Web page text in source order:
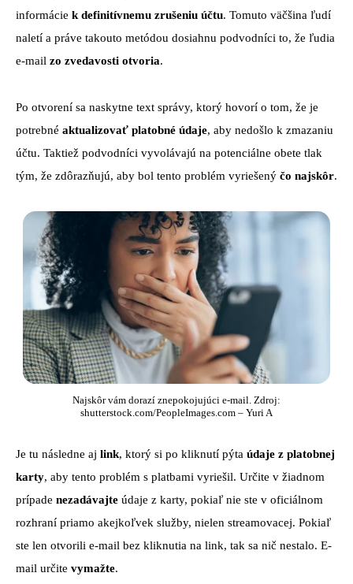
informácie k definitívnemu zrušeniu účtu. Tomuto väčšina ľudí
naletí a práve takouto metódou dosiahnu podvodníci to, že ľudia
e-mail zo zvedavosti otvoria.
Po otvorení sa naskytne text správy, ktorý hovorí o tom, že je
potrebné aktualizovať platobné údaje, aby nedošlo k zmazaniu
účtu. Taktiež podvodníci vyvolávajú na potenciálne obete tlak
tým, že zdôrazňujú, aby bol tento problém vyriešený čo najskôr.
Najskôr vám dorazí znepokojujúci e-mail. Zdroj:
shutterstock.com/PeopleImages.com – Yuri A
Je tu následne aj link, ktorý si po kliknutí pýta údaje z platobnej
karty, aby tento problém s platbami vyriešil. Určite v žiadnom
prípade nezadávajte údaje z karty, pokiaľ nie ste v oficiálnom
rozhraní priamo akejkoľvek služby, nielen streamovacej. Pokiaľ
ste len otvorili e-mail bez kliknutia na link, tak sa nič nestalo. E-
mail určite vymažte.